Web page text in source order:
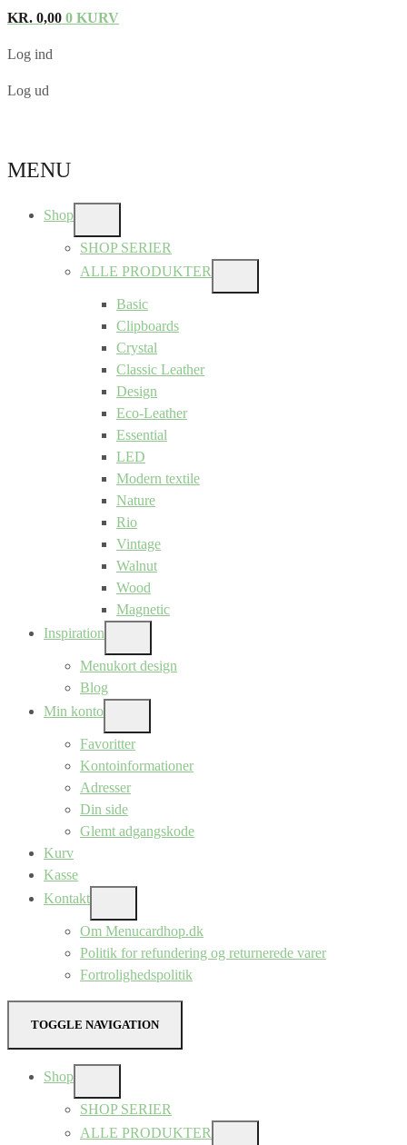
KR. 0,00 0 KURV
Log ind
Log ud
MENU
Shop
SUB
MENU
SHOP SERIER
ALLE PRODUKTER
SUB
Basic
Clipboards
Crystal
Classic Leather
Design
Eco-Leather
Essential
LED
Modern textile
Nature
Rio
Vintage
Walnut
Wood
Magnetic
Inspiration
SUB
MENU
Menukort design
Blog
Min konto
SUB
MENU
Favoritter
Kontoinformationer
Adresser
Din side
Glemt adgangskode
Kurv
Kasse
Kontakt
SUB
MENU
Om Menucardhop.dk
Politik for refundering og returnerede varer
Fortrolighedspolitik
TOGGLE NAVIGATION
Shop
SUB
MENU
SHOP SERIER
ALLE PRODUKTER